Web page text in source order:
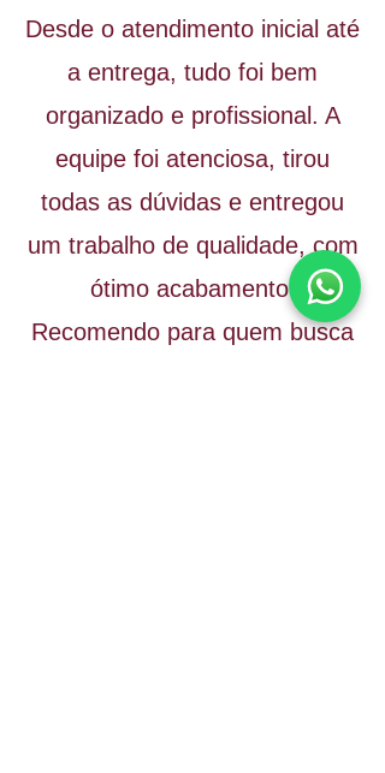
Desde o atendimento inicial até
a entrega, tudo foi bem
organizado e profissional. A
equipe foi atenciosa, tirou
todas as dúvidas e entregou
um trabalho de qualidade, com
ótimo acabamento.
Recomendo para quem busca